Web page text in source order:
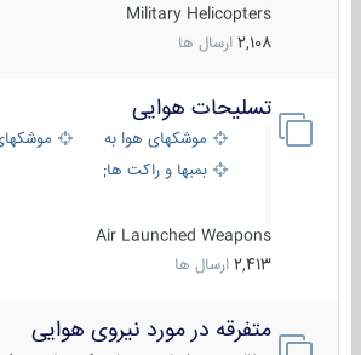
Military Helicopters
2,108 ارسال ها
تسلیحات هوایی
موشکهای هوا به هوا
موشکهای
بمبها و راکت های هوایی
Air Launched Weapons
2,413 ارسال ها
متفرقه در مورد نیروی هوایی